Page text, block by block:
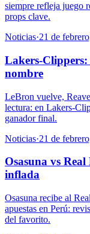
siempre refleja juego
props clave.
Noticias·21 de
Lakers-Clippers:
nombre
LeBron vuelve,
lectura: en Lakers-
ganador final.
Noticias·21 de
Osasuna vs
inflada
Osasuna recibe al
apuestas en Perú:
del favorito.